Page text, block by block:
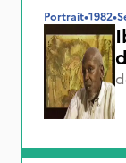
Portrait•1982•